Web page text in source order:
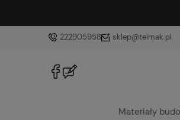
222905958 sklep@telmak.pl
Materiały